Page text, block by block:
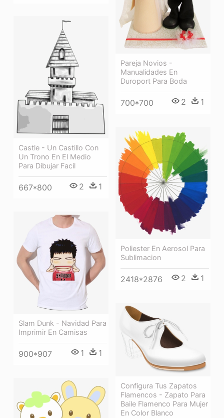
Pareja Novios -
Manualidades En
Duroport Para Boda
700*700 2 1
Castle - Un Castillo Con
Un Trono En El Medio
Para Dibujar Facil
667*800 2 1
Poliester En Aerosol Para
Sublimacion
2418*2876 2 1
Slam Dunk - Navidad Para
Imprimir En Camisas
900*907 1 1
Configura Tus Zapatos
Flamencos - Zapato Para
Baile Flamenco Para Mujer
En Color Blanco